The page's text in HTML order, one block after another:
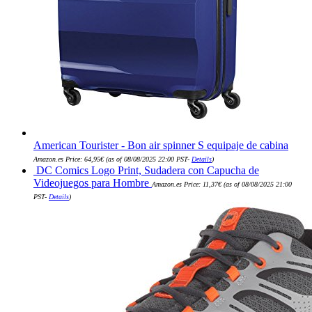
American Tourister - Bon air spinner S equipaje de cabina
Amazon.es Price: 64,95€(as of 08/08/2025 22:00 PST- Details)
DC Comics Logo Print, Sudadera con Capucha de
Videojuegos para Hombre Amazon.es Price: 11,37€(as of 08/08/2025 21:00
PST- Details)